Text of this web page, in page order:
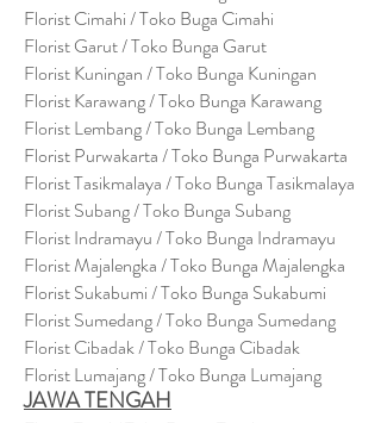
Florist Cimahi / Toko Buga Cimahi
Florist Garut / Toko Bunga Garut
Florist Kuningan / Toko Bunga Kuningan
Florist Karawang / Toko Bunga Karawang
Florist Lembang / Toko Bunga Lembang
Florist Purwakarta / Toko Bunga Purwakarta
Florist Tasikmalaya / Toko Bunga Tasikmalaya
Florist Subang / Toko Bunga Subang
Florist Indramayu / Toko Bunga Indramayu
Florist Majalengka / Toko Bunga Majalengka
Florist Sukabumi / Toko Bunga Sukabumi
Florist Sumedang / Toko Bunga Sumedang
Florist Cibadak / Toko Bunga Cibadak
Florist Lumajang / Toko Bunga Lumajang
JAWA TENGAH